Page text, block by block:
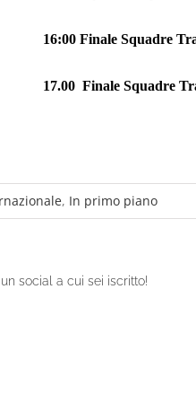
16:00 Finale Squadre
17.00 Finale Squadre
, In primo piano
social a cui sei iscritto!